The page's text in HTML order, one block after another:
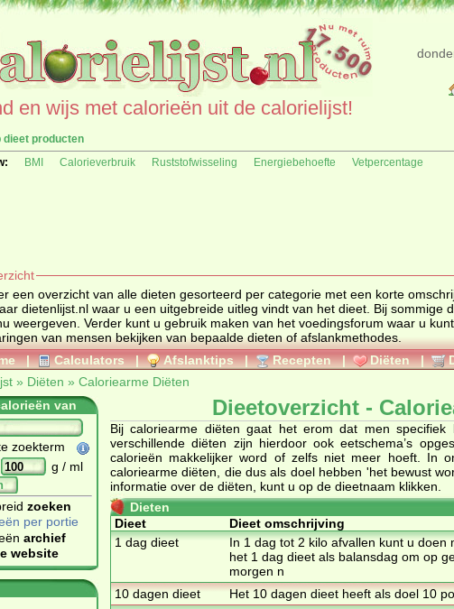
en wijs met calorieën uit de calorielijst!
dieet producten
BMI Calorieverbruik Ruststofwisseling Energiebehoefte Vetpercentage
een overzicht van alle dieten gesorteerd per categorie met een korte
dietenlijst.nl waar u een uitgebreide uitleg vindt van het dieet. Bij sommige
weergeven. Verder kunt u gebruik maken van het voedingsforum waar u
ervaringen van mensen bekijken van bepaalde dieten of afslankmethodes.
| Calculators | Afslanktips | Recepten | Diëten |
» Diëten » Caloriearme Diëten
van
zoekterm
g / ml
zoeken
per portie
archief
website
Dieetoverzicht -
Bij caloriearme diëten gaat het erom dat men
verschillende diëten zijn hierdoor ook eetschema’s
calorieën makkelijker word of zelfs niet meer hoeft. In
caloriearme diëten, die dus als doel hebben 'het bewust
informatie over de diëten, kunt u op de dieetnaam klikken.
Dieten
Dieet
Dieet omschrijving
1 dag dieet
In 1 dag tot 2 kilo afvallen kunt u doen
het 1 dag dieet als balansdag om op
morgen n
10 dagen dieet
Het 10 dagen dieet heeft als doel 10